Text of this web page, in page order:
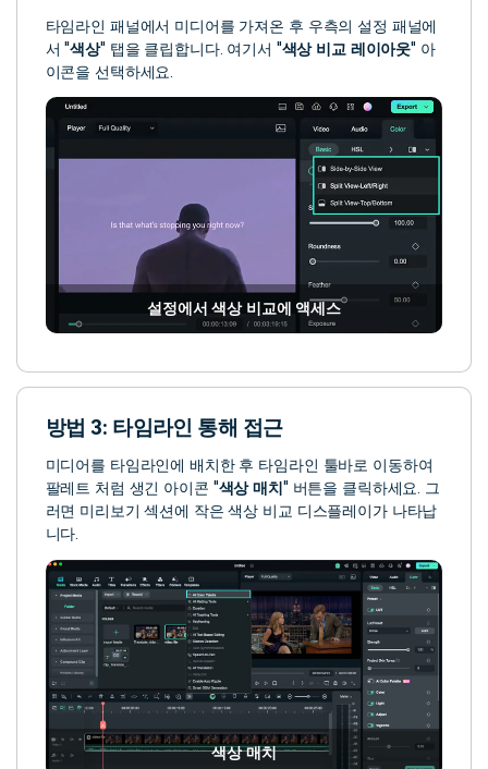
타임라인 패널에서 미디어를 가져온 후 우측의 설정 패널에
서 "색상" 탭을 클립합니다. 여기서 "색상 비교 레이아웃" 아
이콘을 선택하세요.
설정에서 색상 비교에 액세스
방법 3: 타임라인 통해 접근
미디어를 타임라인에 배치한 후 타임라인 툴바로 이동하여
팔레트 처럼 생긴 아이콘 "색상 매치 " 버튼을 클릭하세요. 그
러면 미리보기 섹션에 작은 색상 비교 디스플레이가 나타납
니다.
색상 매치